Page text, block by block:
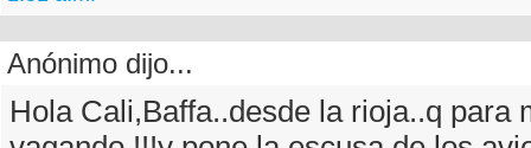
Anónimo dijo...
Hola Cali,Baffa..desde la rioja..q para